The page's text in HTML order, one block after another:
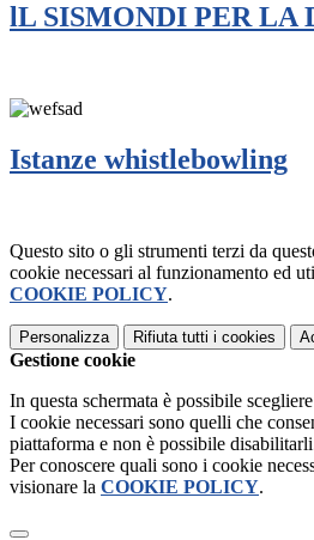
lL SISMONDI PER LA
Istanze whistlebowling
Questo sito o gli strumenti terzi da
cookie necessari al funzionamento ed
COOKIE POLICY.
Personalizza Rifiuta tutti i cookies
Gestione cookie
In questa schermata è possibile
I cookie necessari sono quelli che
piattaforma e non è possibile
Per conoscere quali sono i cookie
visionare la COOKIE POLICY.